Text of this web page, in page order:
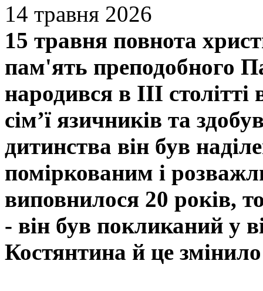
14 травня 2026
15 травня повнота
пам'ять преподобного
народився в III столітті
сім’ї язичників та
дитинства він був
поміркованим і
виповнилося 20 років,
- він був покликаний у
Костянтина й це